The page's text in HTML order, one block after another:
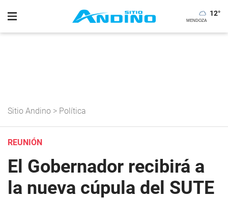
12°
Sitio Andino > Política
REUNIÓN
El Gobernador recibirá a
la nueva cúpula del SUTE